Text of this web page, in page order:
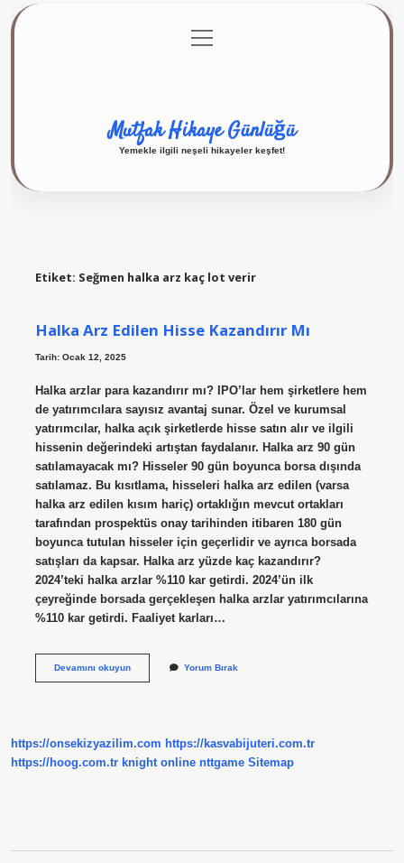
Gizlilik Politikası
menüyü
aç
Mutfak Hikaye Günlüğü
Yemekle ilgili neşeli hikayeler keşfet!
Etiket: Seğmen halka arz kaç lot verir
Halka Arz Edilen Hisse Kazandırır Mı
Tarih: Ocak 12, 2025
Halka arzlar para kazandırır mı? IPO’lar hem şirketlere hem
de yatırımcılara sayısız avantaj sunar. Özel ve kurumsal
yatırımcılar, halka açık şirketlerde hisse satın alır ve ilgili
hissenin değerindeki artıştan faydalanır. Halka arz 90 gün
satılamayacak mı? Hisseler 90 gün boyunca borsa dışında
satılamaz. Bu kısıtlama, hisseleri halka arz edilen (varsa
halka arz edilen kısım hariç) ortaklığın mevcut ortakları
tarafından prospektüs onay tarihinden itibaren 180 gün
boyunca tutulan hisseler için geçerlidir ve ayrıca borsada
satışları da kapsar. Halka arz yüzde kaç kazandırır?
2024’teki halka arzlar %110 kar getirdi. 2024’ün ilk
çeyreğinde borsada gerçekleşen halka arzlar yatırımcılarına
%110 kar getirdi. Faaliyet karları…
Devamını okuyunHalka
Yorum Bırak
https://onsekizyazilim.com https://kasvabijuteri.com.tr
https://hoog.com.tr knight online nttgame Sitemap